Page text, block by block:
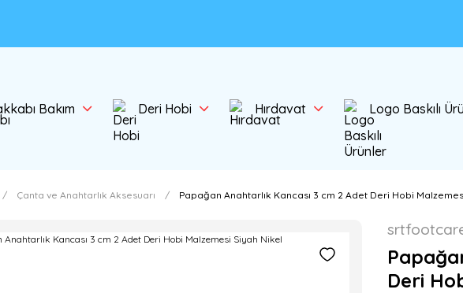
Bakım Deri Hobi Hırdavat Logo Baskılı
Çanta ve Anahtarlık Aksesuarı Papağan Anahtarlık Kancası 3 cm 2 Adet Deri Hobi
Deri